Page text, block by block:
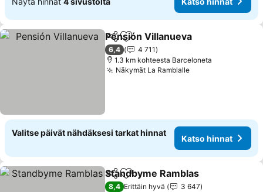
Jaa Lisää suosikkeihin
Pensión Villanueva
6,4
4 711
1.3 km kohteesta Barceloneta
Näkymät La RamblalleKatso hinnat
Valitse päivät nähdäksesi tarkat hinnat
Katso hinnat
Jaa Lisää suosikkeihin
Standbyme Ramblas
8,4 Erittäin hyvä
3 647